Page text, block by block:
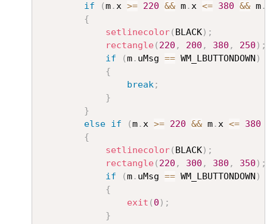
if
(m.x >= 220 && m.x <= 380 && m.
{
setlinecolor( BLACK) ;
rectangle( 220 , 200 , 380 , 250 ) ;
if
(m. uMsg == WM_LBUTTONDOWN )
{
break;
}
}
else if (m.x >= 220 && m.x <= 380
{
setlinecolor( BLACK) ;
rectangle( 220 , 300 , 380 , 350 ) ;
if
(m. uMsg == WM_LBUTTONDOWN )
{
exit ( 0 ) ;
}